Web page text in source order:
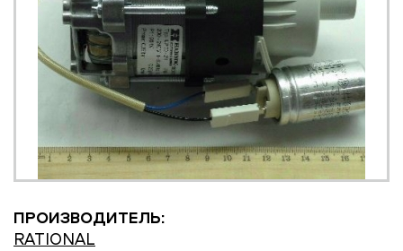
ПРОИЗВОДИТЕЛЬ:
RATIONAL